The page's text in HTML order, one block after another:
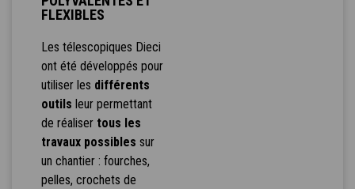
FLEXIBLES
Les télescopiques Dieci
ont été développés pour
utiliser les différents
outils leur permettant
de réaliser tous les
travaux possibles sur
un chantier : fourches,
pelles, crochets de